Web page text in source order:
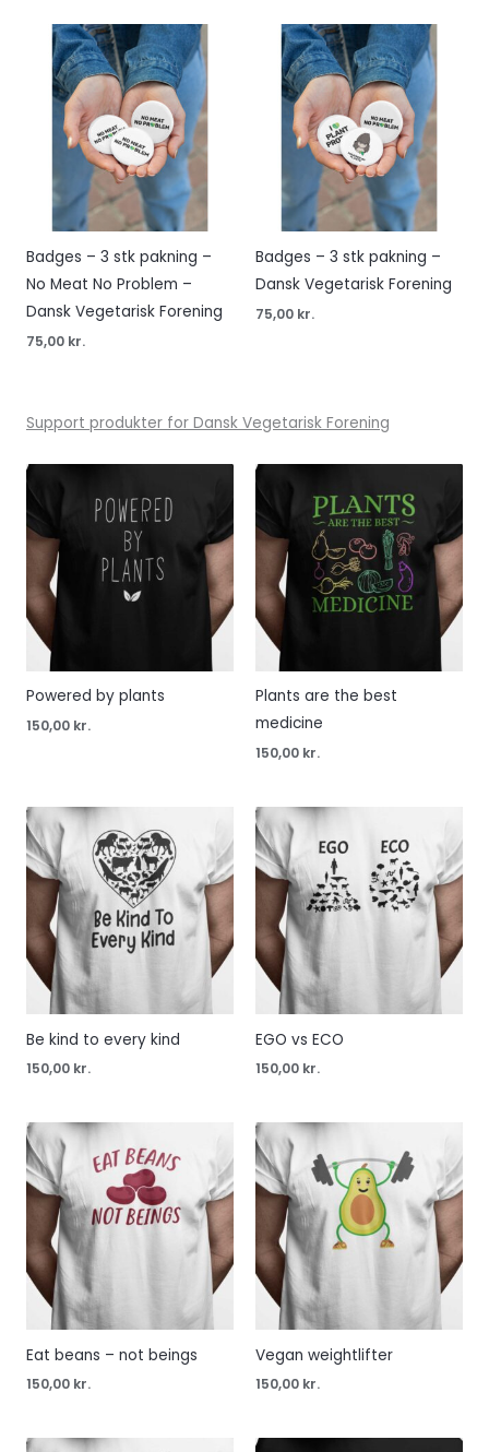
Badges – 3 stk pakning –
No Meat No Problem –
Dansk Vegetarisk Forening
75,00 kr.
Badges – 3 stk pakning –
Dansk Vegetarisk Forening
75,00 kr.
Support produkter for Dansk Vegetarisk Forening
Powered by plants
150,00 kr.
Plants are the best
medicine
150,00 kr.
Be kind to every kind
150,00 kr.
EGO vs ECO
150,00 kr.
Eat beans – not beings
150,00 kr.
Vegan weightlifter
150,00 kr.